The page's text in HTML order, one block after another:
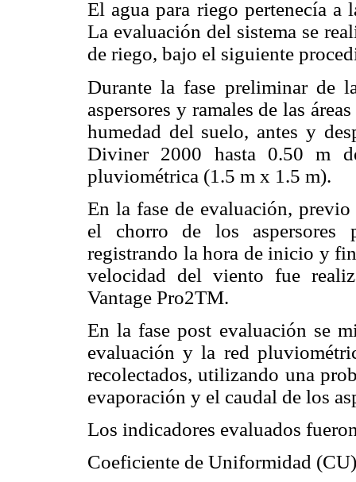
El agua para riego pertenecía
La evaluación del sistema se
de riego, bajo el siguiente
Durante la fase preliminar de
aspersores y ramales de las
humedad del suelo, antes y
Diviner 2000 hasta 0.50 m
pluviométrica (1.5 m x 1.5 m).
En la fase de evaluación,
el chorro de los aspersores
registrando la hora de inicio y
velocidad del viento fue
Vantage Pro2TM.
En la fase post evaluación se
evaluación y la red
recolectados, utilizando una
evaporación y el caudal de los
Los indicadores evaluados
Coeficiente de Uniformidad